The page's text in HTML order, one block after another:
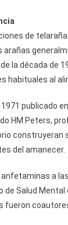
de
arañas
la década de
habituales al
publicado
HM Peters,
construyeran
del amanecer.
a
de Salud
fueron